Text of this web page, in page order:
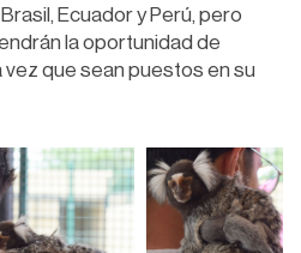
Ecuador y Perú, pero
la oportunidad de
que sean puestos en su